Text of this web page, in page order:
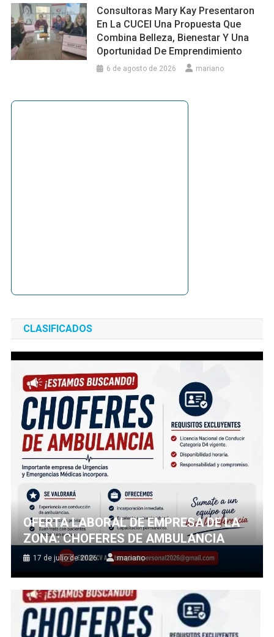
Consultoras Mary Kay Presentaron
En La CUCEI Una Propuesta Que
Combina Belleza, Bienestar Y Una
Oportunidad De Emprendimiento
6 de agosto de 2026 mariano
CLASIFICADOS
OFERTA LABORAL DE EMPRESA DE LA
ZONA: CHOFERES DE AMBULANCIA
17 de julio de 2026 mariano